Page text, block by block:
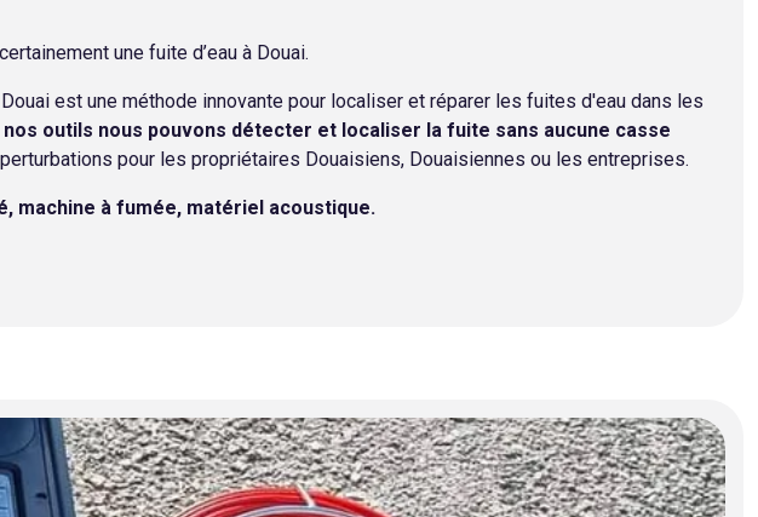
une fuite d’eau à Douai.
est une méthode innovante pour localiser et réparer les fuites d'eau dans les
nos outils nous pouvons détecter et localiser la fuite sans aucune casse
pour les propriétaires Douaisiens, Douaisiennes ou les entreprises.
machine à fumée, matériel acoustique.